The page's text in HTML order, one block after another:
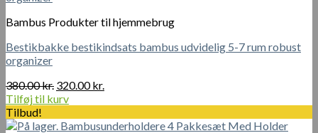
Bambus Produkter til hjemmebrug
Bestikbakke bestikindsats bambus udvidelig 5-7 rum robust
organizer
380.00kr. Den
oprindelige
var:
320.00kr.
er:
Tilføj til kurv
Tilbud!